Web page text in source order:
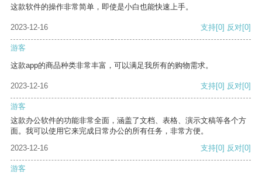
这款软件的操作非常简单，即使是小白也能快速上手。
2023-12-16 支持[0] 反对[0]
游客
这款app的商品种类非常丰富，可以满足我所有的购物需求。
2023-12-16 支持[0] 反对[0]
游客
这款办公软件的功能非常全面，涵盖了文档、表格、演示文稿等各个方
面。我可以使用它来完成日常办公的所有任务，非常方便。
2023-12-16
支持[0] 反对[0]
游客